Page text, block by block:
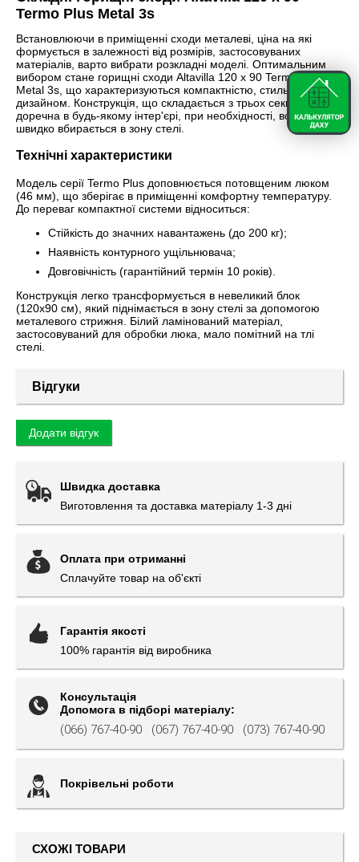
Termo Plus Metal 3s
Встановлюючи в приміщенні сходи металеві, ціна на які
формується в залежності від розмірів, застосовуваних
матеріалів, варто вибрати розкладні моделі. Оптимальним
вибором стане горищні сходи Altavilla 120 х 90 Termo Plus
Metal 3s, що характеризуються компактністю, стильним
дизайном. Конструкція, що складається з трьох секцій,
доречна в будь-якому інтер'єрі, при необхідності, вона
швидко вбирається в зону стелі.
Технічні характеристики
Модель серії Termo Plus доповнюється потовщеним люком
(46 мм), що зберігає в приміщенні комфортну температуру.
До переваг компактної системи відноситься:
Стійкість до значних навантажень (до 200 кг);
Наявність контурного ущільнювача;
Довговічність (гарантійний термін 10 років).
Конструкція легко трансформується в невеликий блок
(120х90 см), який піднімається в зону стелі за допомогою
металевого стрижня. Білий ламінований матеріал,
застосовуваний для обробки люка, мало помітний на тлі
стелі.
Відгуки
Додати відгук
Швидка доставка
Виготовлення та доставка матеріалу 1-3 дні
Оплата при отриманні
Сплачуйте товар на об'єкті
Гарантія якості
100% гарантія від виробника
Консультація
Допомога в підборі матеріалу:
(066) 767-40-90 (067) 767-40-90 (073) 767-40-90
Покрівельні роботи
СХОЖІ ТОВАРИ